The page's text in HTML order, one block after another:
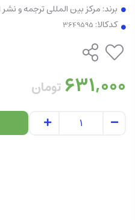
برند: مرکز بین المللی ترجمه و
کدکالا:
631,000 تومان